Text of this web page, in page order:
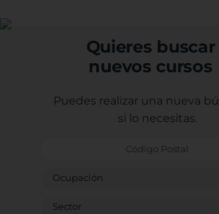
Quieres buscar
nuevos cursos
Puedes realizar una nueva
si lo necesitas.